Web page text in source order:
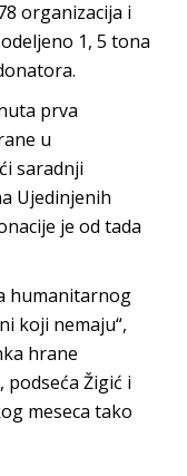
organizacija i
1, 5 tona
prva
u
saradnji
Ujedinjenih
je od tada
humanitarnog
koji nemaju“,
hrane
podseća Žigić i
meseca tako